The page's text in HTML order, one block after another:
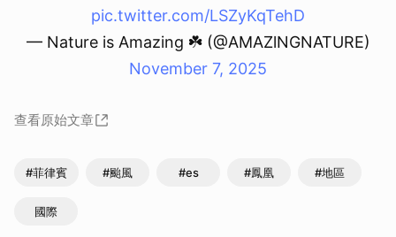
pic.twitter.com/LSZyKqTehD
— Nature is Amazing ☘️ (@AMAZlNGNATURE)
November 7, 2025
查看原始文章
#菲律賓 #颱風 #es #鳳凰 #地區
國際